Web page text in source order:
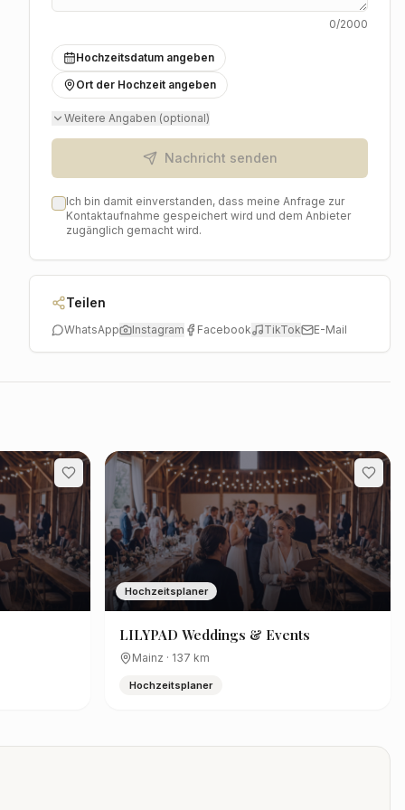
0/2000
Hochzeitsdatum angeben
Ort der Hochzeit angeben
Weitere Angaben (optional)
Nachricht senden
Ich bin damit einverstanden, dass meine Anfrage zur
Kontaktaufnahme gespeichert wird und dem Anbieter
zugänglich gemacht wird.
Teilen
WhatsApp Instagram Facebook TikTok E-Mail
Hochzeitsplaner
LILYPAD Weddings & Events
Mainz · 137 km
Hochzeitsplaner